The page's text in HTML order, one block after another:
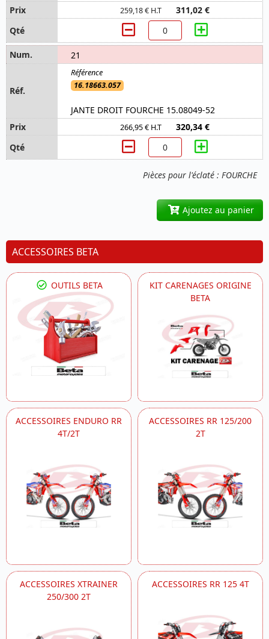
Pièces pour l'éclaté : FOURCHE
259,18 € H.T 311,02 €
21
16.18663.057
JANTE DROIT FOURCHE 15.08049-52
266,95 € H.T 320,34 €
Ajoutez au panier
ACCESSOIRES BETA
OUTILS BETA
KIT CARENAGES ORIGINE
BETA
ACCESSOIRES ENDURO RR
4T/2T
ACCESSOIRES RR 125/200
2T
ACCESSOIRES XTRAINER
250/300 2T
ACCESSOIRES RR 125 4T